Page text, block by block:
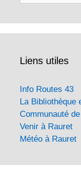
Liens utiles
Info Routes 43
La Bibliothèque
Communauté
Venir à Rauret
Météo à Rauret